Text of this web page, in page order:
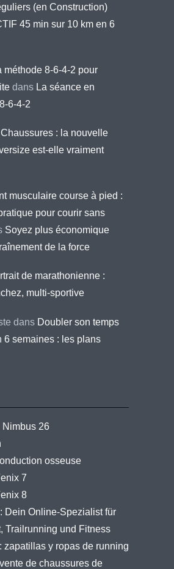
(en Construction)
45 min sur 10 km en 6
méthode 8-6-4-2 pour
dans La séance en
6-4-2
Chaussures : la nouvelle
est-elle vraiment
musculaire course à pied :
pour courir sans
Soyez plus économique
de la force
de marathonienne :
multi-sportive
dans Doubler son temps
6 semaines : les plans
26
osseuse
7
8
Dein Online-Spezialist für
Trailrunning und Fitness
zapatillas y ropas de running
de chaussures de